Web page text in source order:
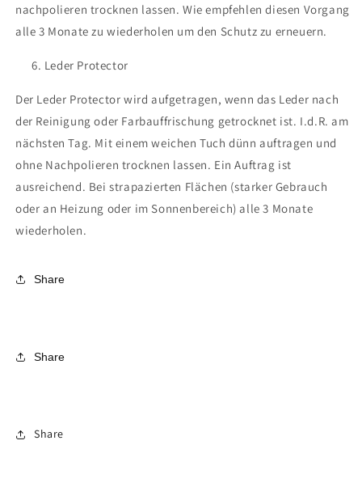
nachpolieren trocknen lassen. Wie empfehlen diesen Vorgang
alle 3 Monate zu wiederholen um den Schutz zu erneuern.
Leder Protector
Der Leder Protector wird aufgetragen, wenn das Leder nach
der Reinigung oder Farbauffrischung getrocknet ist. I.d.R. am
nächsten Tag. Mit einem weichen Tuch dünn auftragen und
ohne Nachpolieren trocknen lassen. Ein Auftrag ist
ausreichend. Bei strapazierten Flächen (starker Gebrauch
oder an Heizung oder im Sonnenbereich) alle 3 Monate
wiederholen.
Share
Share
Share